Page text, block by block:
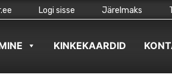
Logi sisse Järelmaks
KINKEKAARDID